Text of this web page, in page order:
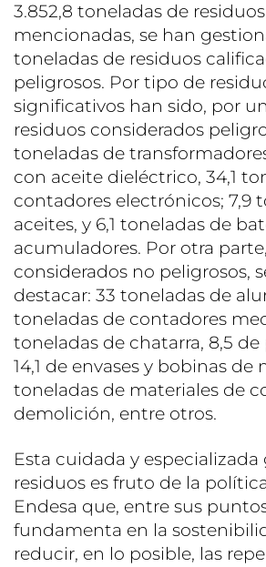
3.852,8 toneladas de
mencionadas, se han
toneladas de residuos
peligrosos. Por tipo de
significativos han sido, por
residuos considerados
toneladas de
con aceite dieléctrico, 34,1
contadores electrónicos; 7,9
aceites, y 6,1 toneladas de
acumuladores. Por otra
considerados no peligrosos,
destacar: 33 toneladas de
toneladas de contadores
toneladas de chatarra, 8,5
14,1 de envases y bobinas de
toneladas de materiales de
demolición, entre otros.
Esta cuidada y
residuos es fruto de la
Endesa que, entre sus
fundamenta en la
reducir, en lo posible, las